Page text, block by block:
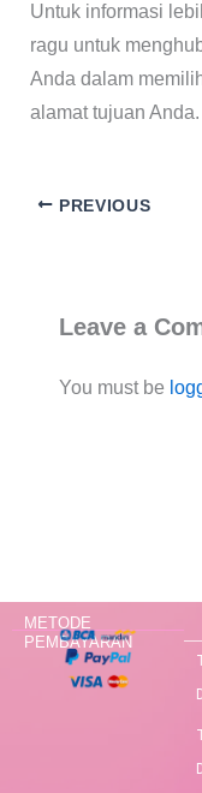
Untuk informasi
ragu untuk
Anda dalam
alamat tujuan Anda.
PREVIOUS
Leave a
You must be
METODE
PEMBAYARAN